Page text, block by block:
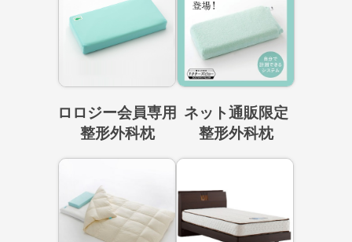
ロロジー会員専用
整形外科枕
ネット通販限定
整形外科枕